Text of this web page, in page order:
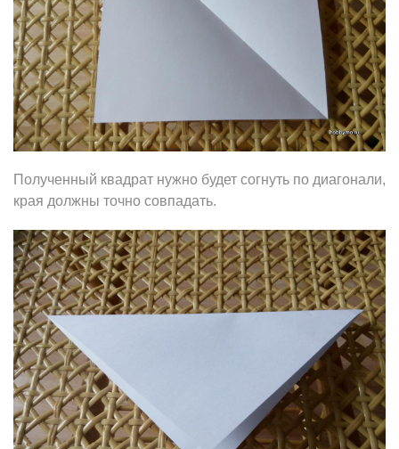
Полученный квадрат нужно будет согнуть по диагонали,
края должны точно совпадать.